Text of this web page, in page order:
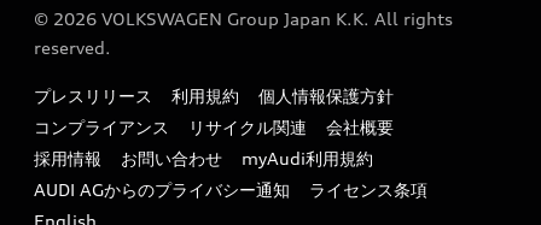
myAudi
メンテナンス
ファイナンス
キャンペーン / イベント
買取査定
特定整備適用車一覧
リサイクル法
よくある質問（FAQ）
© 2026 VOLKSWAGEN Group Japan K.K. All rights
reserved.
プレスリリース 利用規約
個人情報保護方針
コンプライアンス
リサイクル関連
会社概要
採用情報
お問い合わせ
myAudi利用規約
AUDI AGからのプライバシー通知
ライセンス条項
English